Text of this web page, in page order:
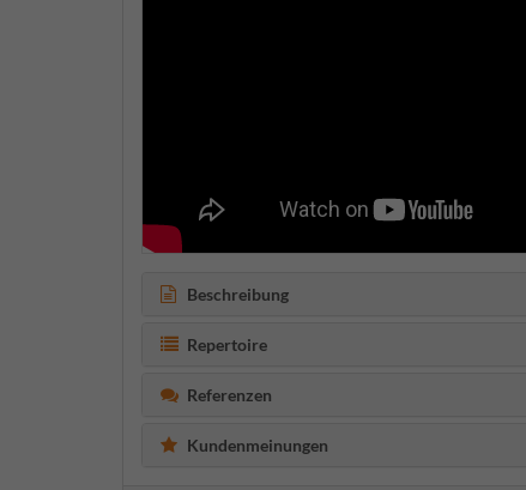
Beschreibung
Repertoire
Referenzen
Kundenmeinungen